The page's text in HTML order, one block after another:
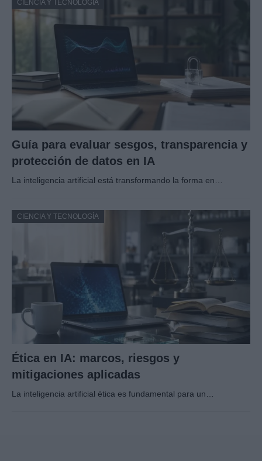
CIENCIA Y TECNOLOGÍA
Guía para evaluar sesgos, transparencia y
protección de datos en IA
La inteligencia artificial está transformando la forma en…
CIENCIA Y TECNOLOGÍA
Ética en IA: marcos, riesgos y
mitigaciones aplicadas
La inteligencia artificial ética es fundamental para un…